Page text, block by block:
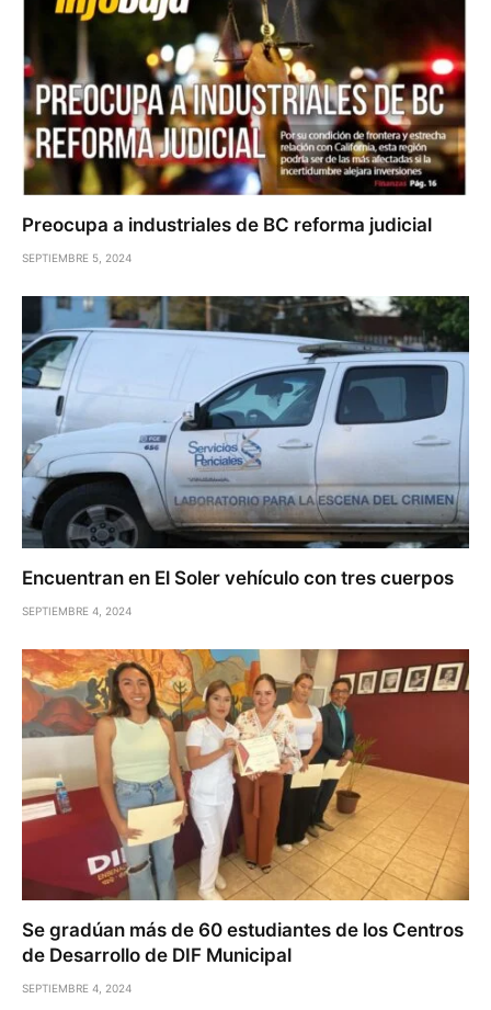
Preocupa a industriales de BC reforma judicial
SEPTIEMBRE 5, 2024
Encuentran en El Soler vehículo con tres cuerpos
SEPTIEMBRE 4, 2024
Se gradúan más de 60 estudiantes de los Centros
de Desarrollo de DIF Municipal
SEPTIEMBRE 4, 2024